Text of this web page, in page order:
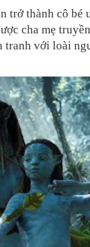
trở thành cô bé
cha mẹ
tranh với loài